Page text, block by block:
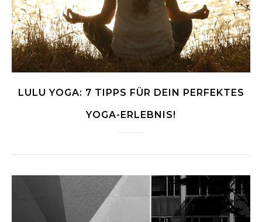
LULU YOGA: 7 TIPPS FÜR DEIN PERFEKTES
YOGA-ERLEBNIS!